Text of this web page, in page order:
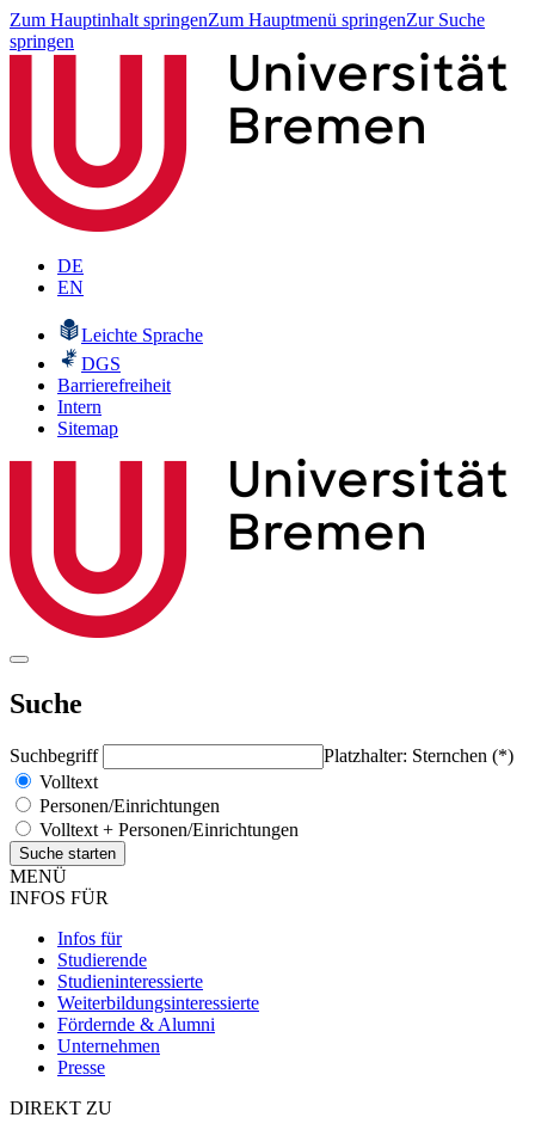
Zum Hauptinhalt springenZum Hauptmenü springenZur Suche
springen
DE
EN
Leichte Sprache
DGS
Barrierefreiheit
Intern
Sitemap
Suche
Suchbegriff
Platzhalter: Sternchen (*)
Volltext
Personen/Einrichtungen
Volltext + Personen/Einrichtungen
MENÜ
INFOS FÜR
Infos für
Studierende
Studieninteressierte
Weiterbildungsinteressierte
Fördernde & Alumni
Unternehmen
Presse
DIREKT ZU